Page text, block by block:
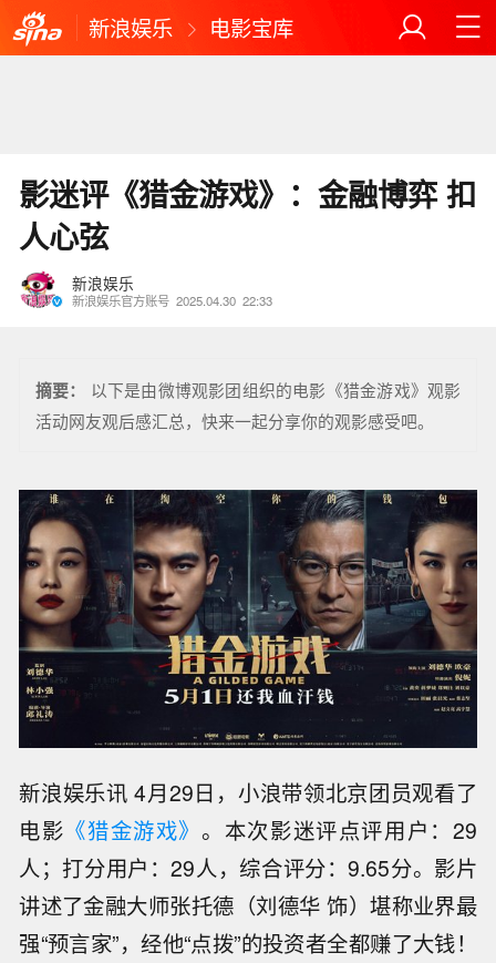
新浪娱乐 电影宝库
影迷评《猎金游戏》：金融博弈 扣
人心弦
新浪娱乐
新浪娱乐官方账号 2025.04.30 22:33
摘要：
以下是由微博观影团组织的电影《猎金游戏》观影
活动网友观后感汇总，快来一起分享你的观影感受吧。
新浪娱乐讯 4月29日，小浪带领北京团员观看了
电影 《猎金游戏》 。本次影迷评点评用户：29
人；打分用户：29人，综合评分：9.65分。影片
讲述了金融大师张托德（刘德华 饰）堪称业界最
强“预言家”，经他“点拨”的投资者全都赚了大钱！